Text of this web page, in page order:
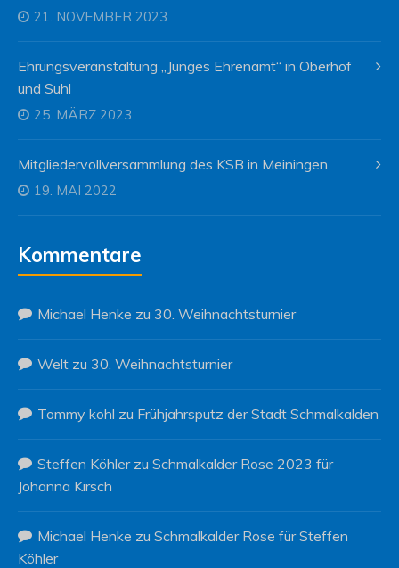
21. NOVEMBER 2023
Ehrungsveranstaltung „Junges Ehrenamt“ in Oberhof
und Suhl
25. MÄRZ 2023
Mitgliedervollversammlung des KSB in Meiningen
19. MAI 2022
Kommentare
Michael Henke zu 30. Weihnachtsturnier
Welt zu 30. Weihnachtsturnier
Tommy kohl zu Frühjahrsputz der Stadt Schmalkalden
Steffen Köhlerzu Schmalkalder Rose 2023 für
Johanna Kirsch
Michael Henke zu Schmalkalder Rose für Steffen
Köhler